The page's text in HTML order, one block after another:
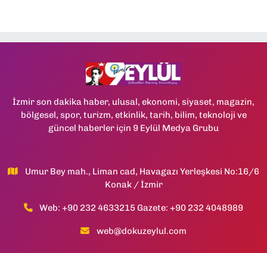
İzmir son dakika haber, ulusal, ekonomi, siyaset, magazin,
bölgesel, spor, turizm, etkinlik, tarih, bilim, teknoloji ve
güncel haberler için 9 Eylül Medya Grubu
Umur Bey mah., Liman cad, Havagazı Yerleşkesi No:16/6
Konak / İzmir
Web: +90 232 4633215 Gazete: +90 232 4048989
web@dokuzeylul.com